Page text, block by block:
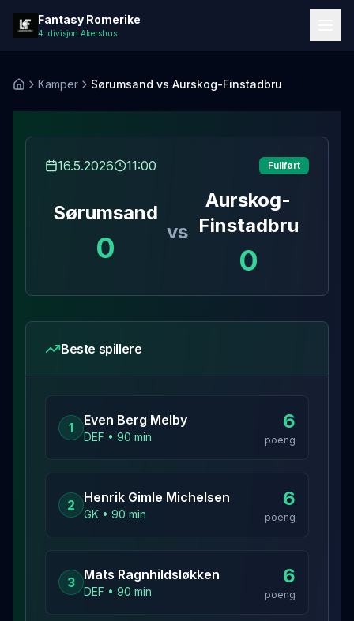
Fantasy Romerike
4. divisjon Akershus
Hjem Kamper Sørumsand vs Aurskog-Finstadbru
16.5.2026 11:00 Fullført
Sørumsand
0 vs
Aurskog-
Finstadbru
0
Beste spillere
1 Even Berg Melby
DEF • 90 min
6
poeng
2 Henrik Gimle Michelsen
GK • 90 min
6
poeng
3 Mats Ragnhildsløkken
DEF • 90 min
6
poeng
Laster kampdetaljer...